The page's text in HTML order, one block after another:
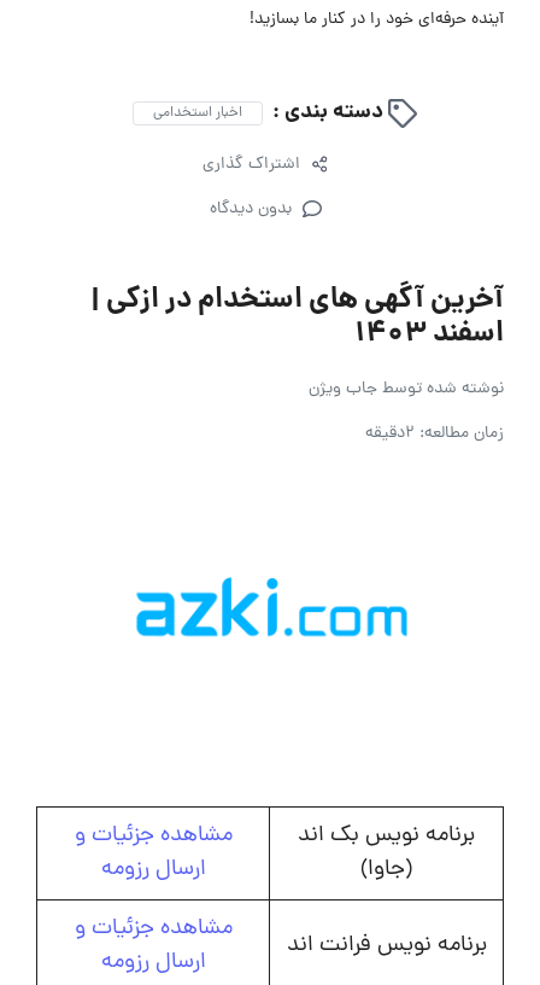
آینده حرفه‌ای خود را در کنار ما بسازید!
دسته بندی : اخبار استخدامی
اشتراک گذاری
بدون دیدگاه
آخرین آگهی های استخدام در ازکی |
اسفند ۱۴۰۳
نوشته شده توسطجاب ویژن
زمان مطالعه: 2دقیقه
برنامه نویس بک اند
(جاوا)
مشاهده جزئیات و
ارسال رزومه
برنامه نویس فرانت اند
مشاهده جزئیات و
ارسال رزومه